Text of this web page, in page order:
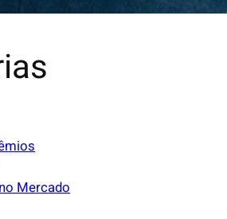
Mercado